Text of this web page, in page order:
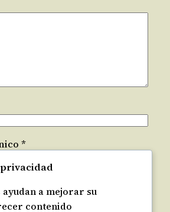
*
privacidad
a mejorar su
contenido